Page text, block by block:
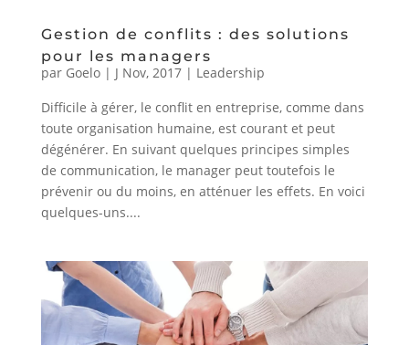
Gestion de conflits : des solutions
pour les managers
par Goelo| J Nov, 2017| Leadership
Difficile à gérer, le conflit en entreprise, comme dans
toute organisation humaine, est courant et peut
dégénérer. En suivant quelques principes simples
de communication, le manager peut toutefois le
prévenir ou du moins, en atténuer les effets. En voici
quelques-uns....